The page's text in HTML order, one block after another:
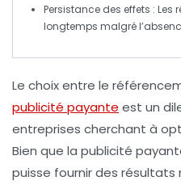
Persistance des effets : Les
longtemps malgré
Le choix entre le
publicité payante est un
entreprises cherchant à
Bien que la publicité
puisse fournir des